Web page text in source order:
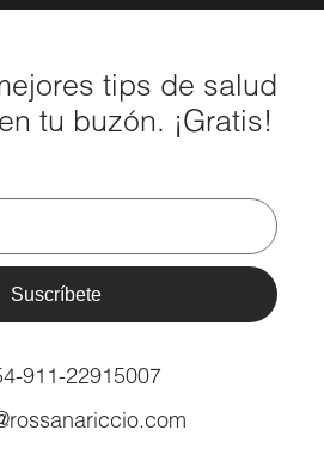
tips de salud
tu buzón. ¡Gratis!
Suscríbete
911-22915007